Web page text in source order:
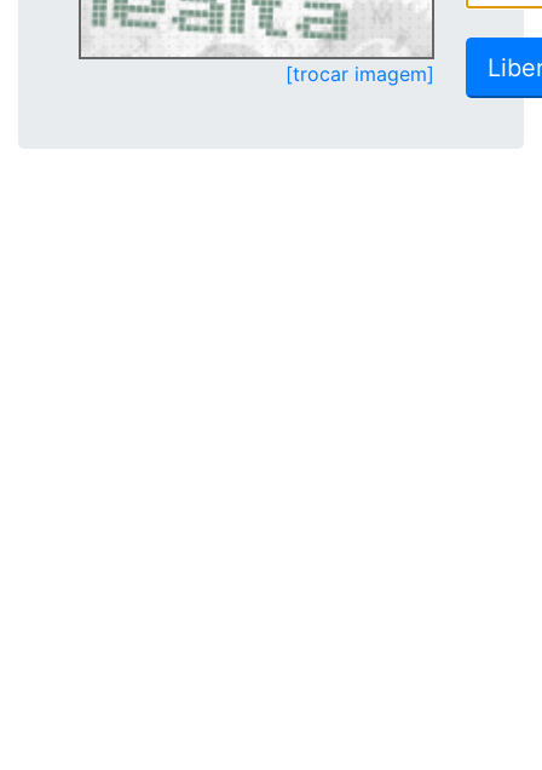
[trocar imagem]